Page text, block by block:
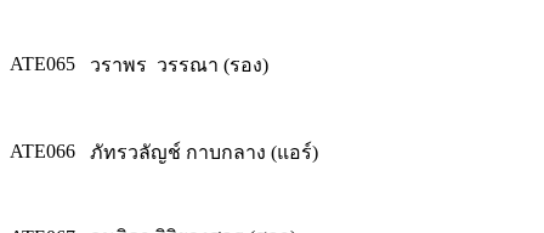
ATE065 วราพร วรรณา (รอง)
ATE066 ภัทรวลัญช์ กาบกลาง (แอร์)